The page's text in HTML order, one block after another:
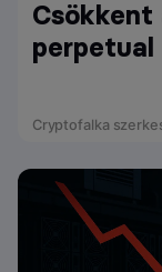
Cryptofalka